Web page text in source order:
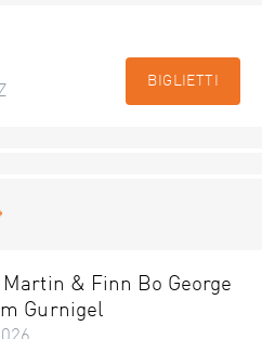
BIGLIETTI
Martin & Finn Bo George
Gurnigel